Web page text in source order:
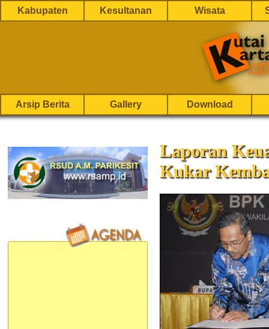
Kabupaten Kesultanan Wisata
Arsip Berita Gallery Download
Laporan
Kukar